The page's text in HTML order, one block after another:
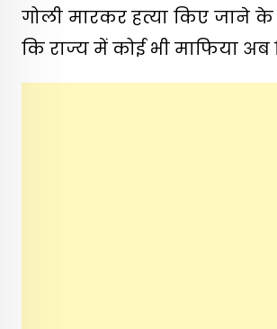
गोली मारकर हत्या किए जाने
कि राज्य में कोई भी माफिया